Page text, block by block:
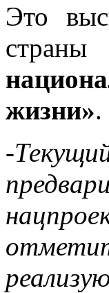
Это
жизни».
-